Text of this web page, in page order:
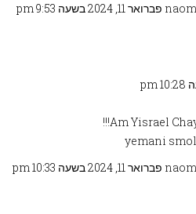
פברואר 11, 2024 בשעה 9:53 pm
Am Yisrael
פברואר 11, 2024 בשעה 10:33 pm